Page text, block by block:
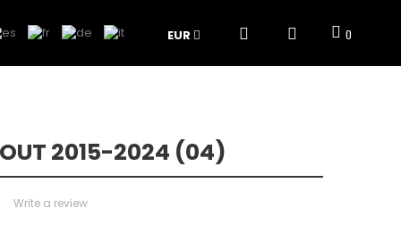
EUR 0
2015-2024 (04)
Write a review